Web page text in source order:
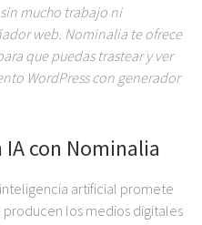
mucho trabajo ni
web. Nominalia te ofrece
que puedas trastear y ver
WordPress con generador
con Nominalia
artificial promete
los medios digitales